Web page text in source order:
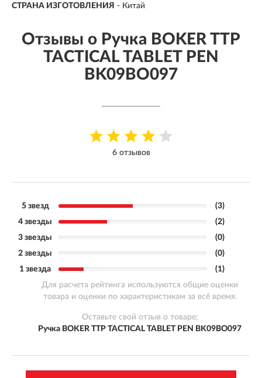
СТРАНА ИЗГОТОВЛЕНИЯ - Китай
Отзывы о Ручка BOKER TTP
TACTICAL TABLET PEN
BK09BO097
6 отзывов
5 звезд
(3)
4 звезды
(2)
3 звезды
(0)
2 звезды
(0)
1 звезда
(1)
Для расчета рейтинга используются общие оценки
товара и оценки по характеристикам за всё время.
Оставьте свой отзыв о товаре:
Ручка BOKER TTP TACTICAL TABLET PEN BK09BO097